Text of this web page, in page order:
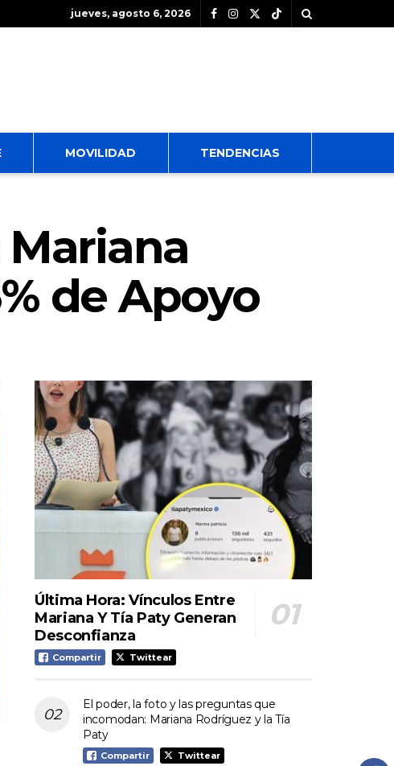
jueves, agosto 6, 2026
MOVILIDAD TENDENCIAS
de Apoyo
Última Hora: Vínculos Entre
Mariana Y Tía Paty Generan
Desconfianza
Compartir Twittear
El poder, la foto y las preguntas que
incomodan: Mariana Rodríguez y la Tía
Paty
Compartir Twittear